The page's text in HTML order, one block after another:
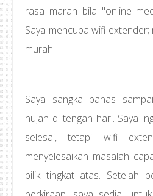
rasa marah bila "online
Saya mencuba wifi
murah.
Saya sangka panas
hujan di tengah hari. Saya
selesai, tetapi wifi
menyelesaikan masalah
bilik tingkat atas. Setelah